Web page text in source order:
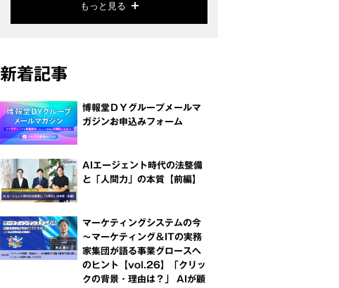
もっと見る
新着記事
博報堂ＤＹグループメールマ
ガジンお申込みフォーム
AIエージェント時代の法整備
と「人間力」の本質【前編】
マーケティングシステムの今
～マーケティング＆ITの実務
家集団が語る事業グロースへ
のヒント【vol.26】「クリッ
クの背景・理由は？」 AIが顧